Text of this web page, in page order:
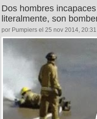
Dos hombres
literalmente, son
por Pumpiers el 25 nov 2014, 20:31